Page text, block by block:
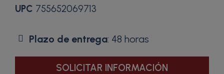
UPC 755652069713
Plazo de entrega: 48 horas
SOLICITAR INFORMACIÓN